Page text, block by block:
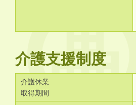
介護支援制度
介護休業
取得期間